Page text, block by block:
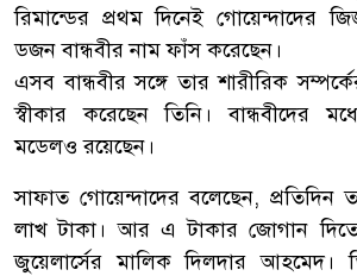
রিমান্ডের প্রথম দিনেই গোয়েন্দাদের
ডজন বান্ধবীর নাম ফাঁস করেছেন।
এসব বান্ধবীর সঙ্গে তার শারীরিক
স্বীকার করেছেন তিনি। বান্ধবীদের
মডেলও রয়েছেন।
সাফাত গোয়েন্দাদের বলেছেন,
লাখ টাকা। আর এ টাকার জোগান
জুয়েলার্সের মালিক দিলদার আহমেদ।